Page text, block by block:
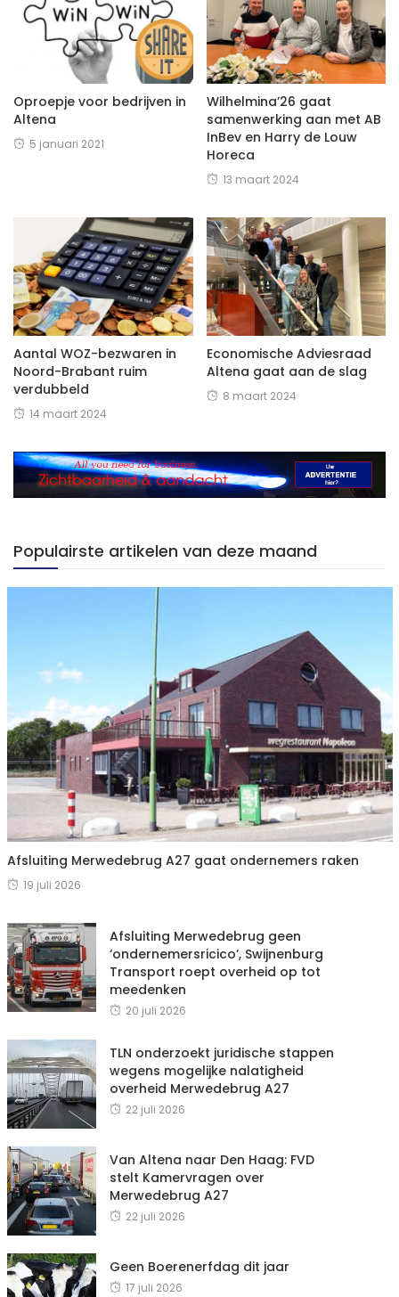
Oproepje voor bedrijven in
Altena
5 januari 2021
Wilhelmina’26 gaat
samenwerking aan met AB
InBev en Harry de Louw
Horeca
13 maart 2024
Aantal WOZ-bezwaren in
Noord-Brabant ruim
verdubbeld
14 maart 2024
Economische Adviesraad
Altena gaat aan de slag
8 maart 2024
Populairste artikelen van deze maand
Afsluiting Merwedebrug A27 gaat ondernemers raken
19 juli 2026
Afsluiting Merwedebrug geen
‘ondernemersricico’, Swijnenburg
Transport roept overheid op tot
meedenken
20 juli 2026
TLN onderzoekt juridische stappen
wegens mogelijke nalatigheid
overheid Merwedebrug A27
22 juli 2026
Van Altena naar Den Haag: FVD
stelt Kamervragen over
Merwedebrug A27
22 juli 2026
Geen Boerenerfdag dit jaar
17 juli 2026